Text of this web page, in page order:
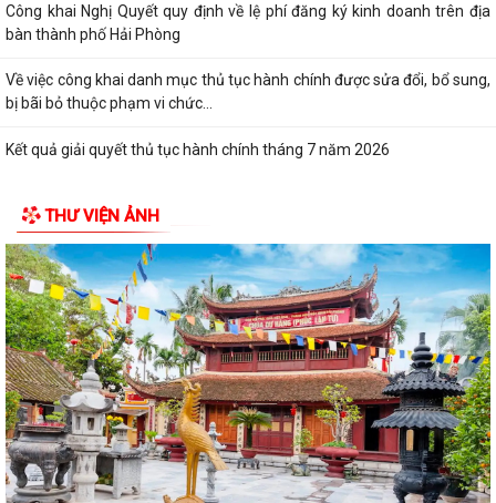
Công khai Nghị Quyết quy định về lệ phí đăng ký kinh doanh trên địa
bàn thành phố Hải Phòng
Về việc công khai danh mục thủ tục hành chính được sửa đổi, bổ sung,
bị bãi bỏ thuộc phạm vi chức...
Kết quả giải quyết thủ tục hành chính tháng 7 năm 2026
LƯỢNG THEO TIÊU CHUẨN QUỐC GIA TCVN...
UBND xã triển khai giải quyết chế độ chính sách đối với người hoạt
động không chuyên trách ở thôn
Nghị quyết Về việc quy định mức chi thăm chúc tết Nguyên đán, thăm
hỏi ốm đau, trợ cấp đối với một...
Bình Giang triển khai Kế hoạch lấy mẫu hài cốt liệt sĩ
Xã Bình Giang học tập nghị quyết Hôi nghị lần thứ ba Ban Chấp hành
Trung ương Đảng khóa XIV
THƯ VIỆN ẢNH